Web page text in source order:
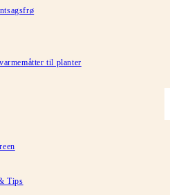
til planter
Tips